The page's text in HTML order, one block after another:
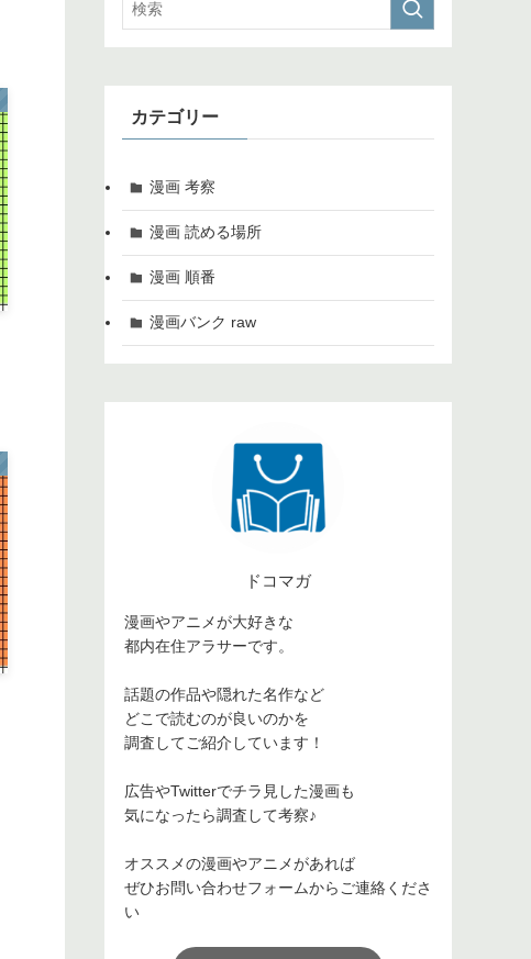
カテゴリー
漫画 考察
漫画 読める場所
漫画 順番
漫画バンク raw
ドコマガ
漫画やアニメが大好きな
都内在住アラサーです。
話題の作品や隠れた名作など
どこで読むのが良いのかを
調査してご紹介しています！
広告やTwitterでチラ見した漫画も
気になったら調査して考察♪
オススメの漫画やアニメがあれば
ぜひお問い合わせフォームからご連絡くださ
い